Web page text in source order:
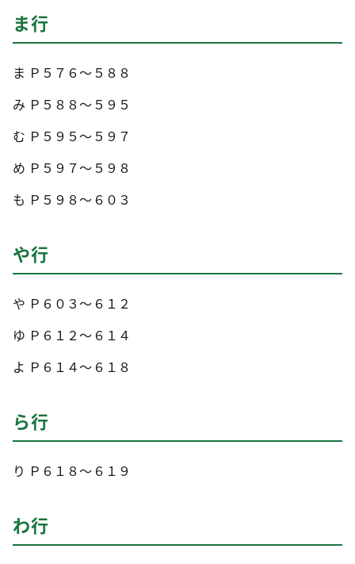
ま行
ま Ｐ５７６～５８８
み Ｐ５８８～５９５
む Ｐ５９５～５９７
め Ｐ５９７～５９８
も Ｐ５９８～６０３
や行
や Ｐ６０３～６１２
ゆ Ｐ６１２～６１４
よ Ｐ６１４～６１８
ら行
り Ｐ６１８～６１９
わ行